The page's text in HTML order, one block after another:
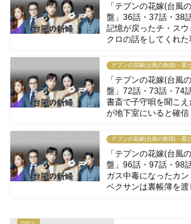
「テプンの花嫁(台風
盤」36話・37話・38
記憶が戻ったチ・ス
クロの話をしてくれ
テプンの花嫁(台風の新婦)～愛
「テプンの花嫁(台風
盤」72話・73話・74
書斎で子守唄を聞こ
が地下室にいると確信
テプンの花嫁(台風の新婦)～愛
「テプンの花嫁(台風
盤」96話・97話・98
ガス中毒になったカ
ベクサンは裏帳簿を渡